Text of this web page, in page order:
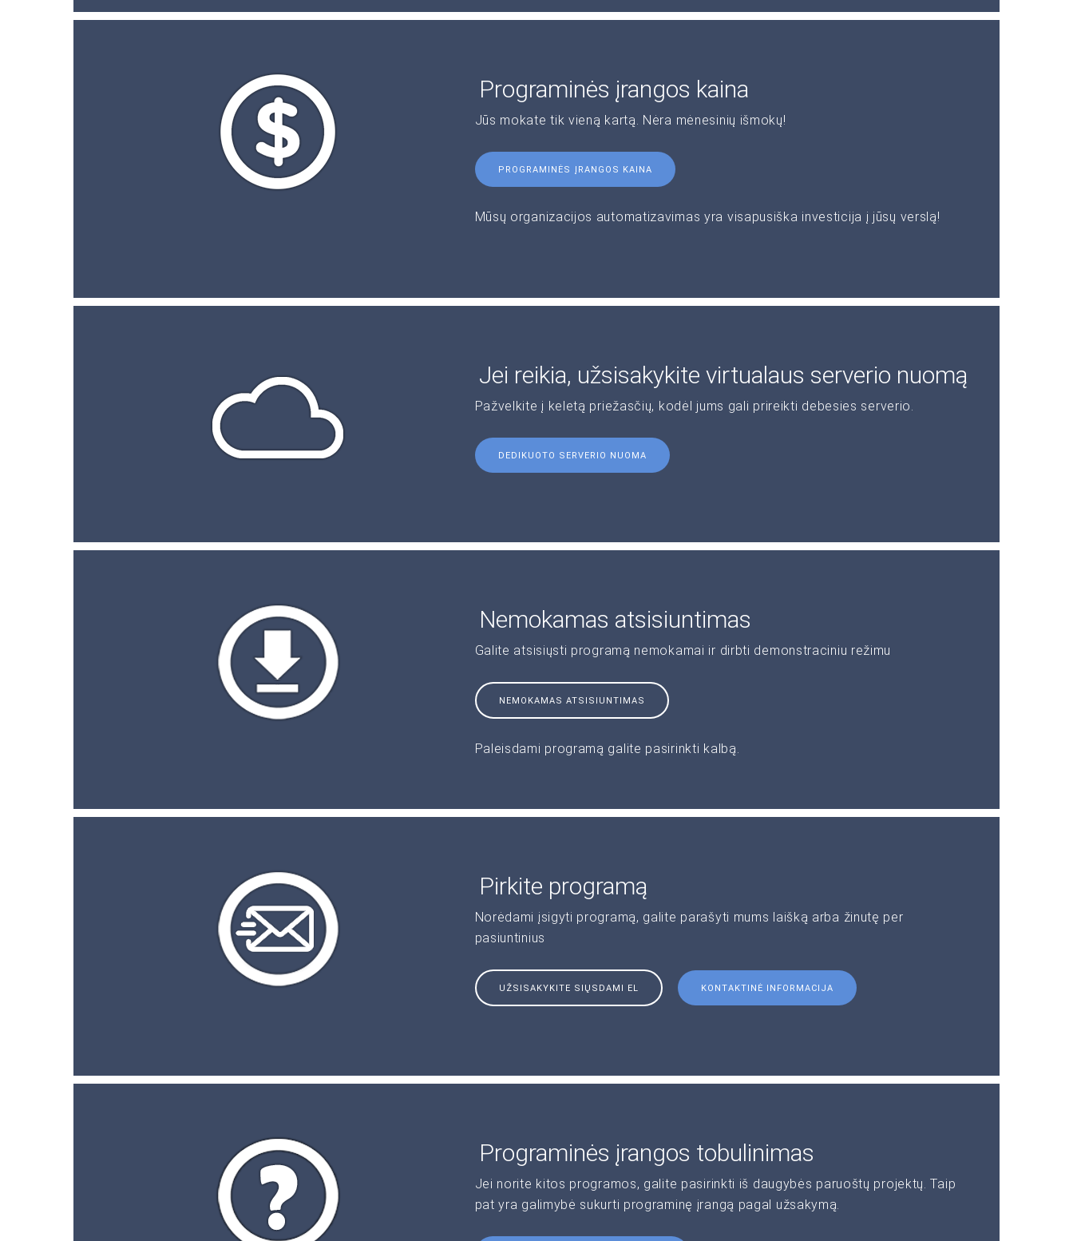
Programinės įrangos kaina
Jūs mokate tik vieną kartą. Nėra mėnesinių išmokų!
PROGRAMINĖS ĮRANGOS KAINA
Mūsų organizacijos automatizavimas yra visapusiška investicija į jūsų verslą!
Jei reikia, užsisakykite virtualaus serverio nuomą
Pažvelkite į keletą priežasčių, kodėl jums gali prireikti debesies serverio.
DEDIKUOTO SERVERIO NUOMA
Nemokamas atsisiuntimas
Galite atsisiųsti programą nemokamai ir dirbti demonstraciniu režimu
NEMOKAMAS ATSISIUNTIMAS
Paleisdami programą galite pasirinkti kalbą.
Pirkite programą
Norėdami įsigyti programą, galite parašyti mums laišką arba žinutę per
pasiuntinius
UŽSISAKYKITE SIŲSDAMI EL KONTAKTINĖ INFORMACIJA
Programinės įrangos tobulinimas
Jei norite kitos programos, galite pasirinkti iš daugybės paruoštų projektų. Taip
pat yra galimybė sukurti programinę įrangą pagal užsakymą.